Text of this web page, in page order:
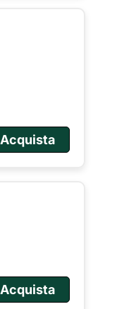
Acquista
Acquista